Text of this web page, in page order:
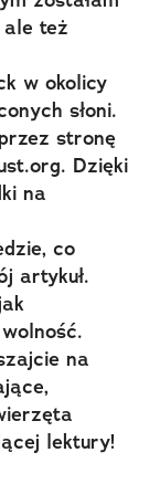
ale też
w okolicy
słoni.
stronę
Dzięki
na
co
artykuł.
na
lektury!